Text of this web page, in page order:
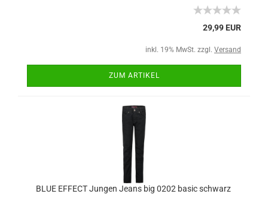
29,99 EUR
inkl. 19% MwSt. zzgl. Versand
ZUM ARTIKEL
BLUE EFFECT Jungen Jeans big 0202 basic schwarz